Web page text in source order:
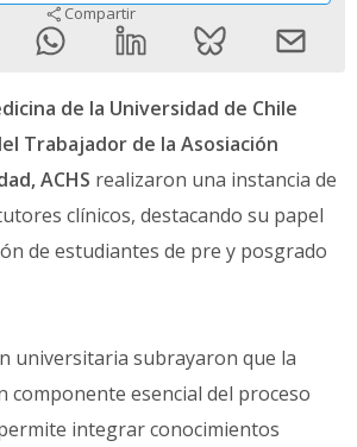
Compartir
de la Universidad de Chile
Trabajador de la Asosiación
ACHS realizaron una instancia de
clínicos, destacando su papel
de estudiantes de pre y posgrado
universitaria subrayaron que la
componente esencial del proceso
integrar conocimientos